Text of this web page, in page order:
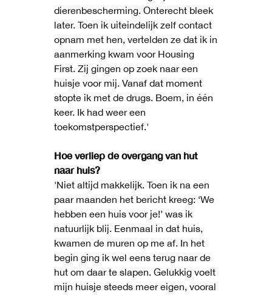
dierenbescherming. Onterecht bleek
later. Toen ik uiteindelijk zelf contact
opnam met hen, vertelden ze dat ik in
aanmerking kwam voor Housing
First. Zij gingen op zoek naar een
huisje voor mij. Vanaf dat moment
stopte ik met de drugs. Boem, in één
keer. Ik had weer een
toekomstperspectief.'
Hoe verliep de overgang van hut
naar huis?
'Niet altijd makkelijk. Toen ik na een
paar maanden het bericht kreeg: ‘We
hebben een huis voor je!’ was ik
natuurlijk blij. Eenmaal in dat huis,
kwamen de muren op me af. In het
begin ging ik wel eens terug naar de
hut om daar te slapen. Gelukkig voelt
mijn huisje steeds meer eigen, vooral